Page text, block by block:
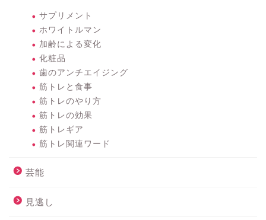
サプリメント
ホワイトルマン
加齢による変化
化粧品
歯のアンチエイジング
筋トレと食事
筋トレのやり方
筋トレの効果
筋トレギア
筋トレ関連ワード
芸能
見逃し